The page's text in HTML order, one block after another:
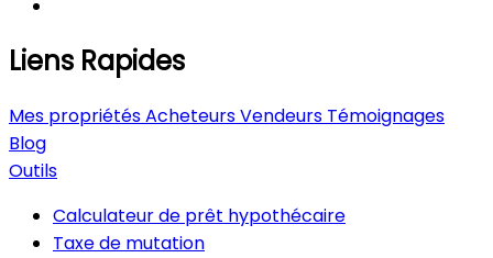
Liens Rapides
Mes propriétésAcheteursVendeurs Témoignages
Blog
Outils
Calculateur de prêt hypothécaire
Taxe de mutation